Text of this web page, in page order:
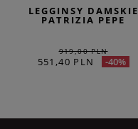
LEGGINSY DAMSKIE
PATRIZIA PEPE
919,00 PLN
551,40 PLN -40%